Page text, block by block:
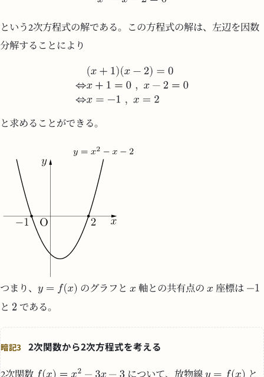
という2次方程式の解である。この方程式の解は、左辺を因数
分解することにより
と求めることができる。
つまり、 のグラフと 軸との共有点の
座標は
と
である。
暗記3 2次関数から2次方程式を考える
2次関数 について、放物線 と